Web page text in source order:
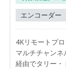
エンコーダー
4Kリモートプ
マルチチャン
経由でタリー・